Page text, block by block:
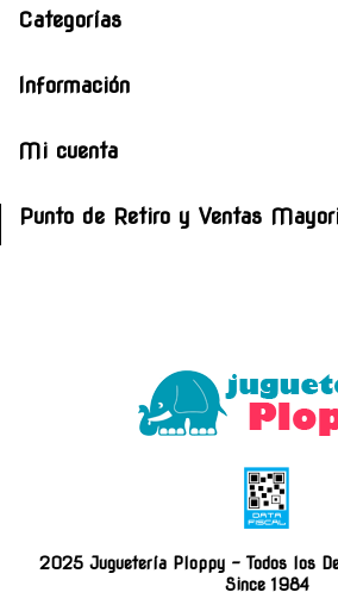
Categorías
Información
Mi cuenta
Punto de Retiro y Ventas
2025 Juguetería Ploppy - Todos los
Since 1984